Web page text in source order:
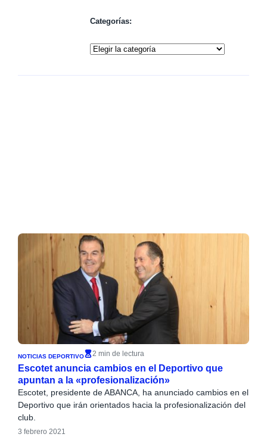
Categorías:
NOTICIAS DEPORTIVO 2 min de lectura
Escotet anuncia cambios en el Deportivo que
apuntan a la «profesionalización»
Escotet, presidente de ABANCA, ha anunciado cambios en el
Deportivo que irán orientados hacia la profesionalización del
club.
3 febrero 2021